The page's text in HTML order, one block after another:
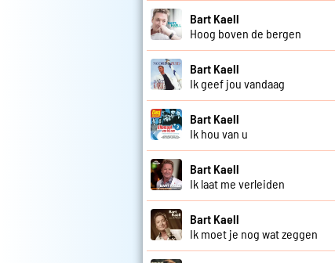
Bart Kaell
Hoog boven de bergen
Bart Kaell
Ik geef jou vandaag
Bart Kaell
Ik hou van u
Bart Kaell
Ik laat me verleiden
Bart Kaell
Ik moet je nog wat zeggen